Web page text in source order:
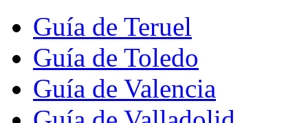
Guía de Teruel
Guía de Toledo
Guía de Valencia